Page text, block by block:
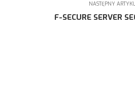
NASTĘPNY
F-SECURE SERVER